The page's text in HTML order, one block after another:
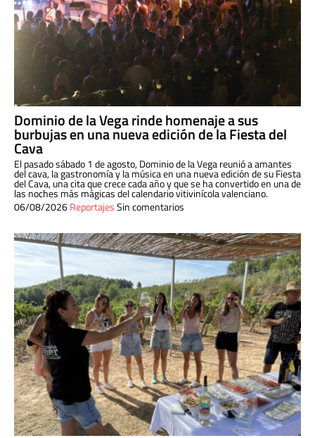
Dominio de la Vega rinde homenaje a sus
burbujas en una nueva edición de la Fiesta del
Cava
El pasado sábado 1 de agosto, Dominio de la Vega reunió a amantes
del cava, la gastronomía y la música en una nueva edición de su Fiesta
del Cava, una cita que crece cada año y que se ha convertido en una de
las noches más mágicas del calendario vitivinícola valenciano.
06/08/2026ReportajesSin comentarios